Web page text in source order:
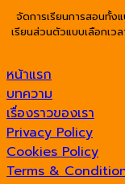
จัดการเรียนการสอนทั้
เรียนส่วนตัวแบบเลือกเว
หน้าแรก
บทความ
เรื่องราวของเรา
Privacy Policy
Cookies Policy
Terms &